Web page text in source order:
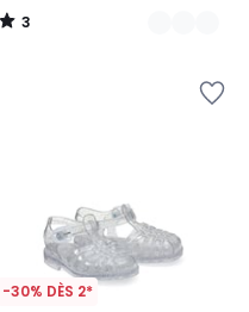
3
/
-30% DÈS 2*